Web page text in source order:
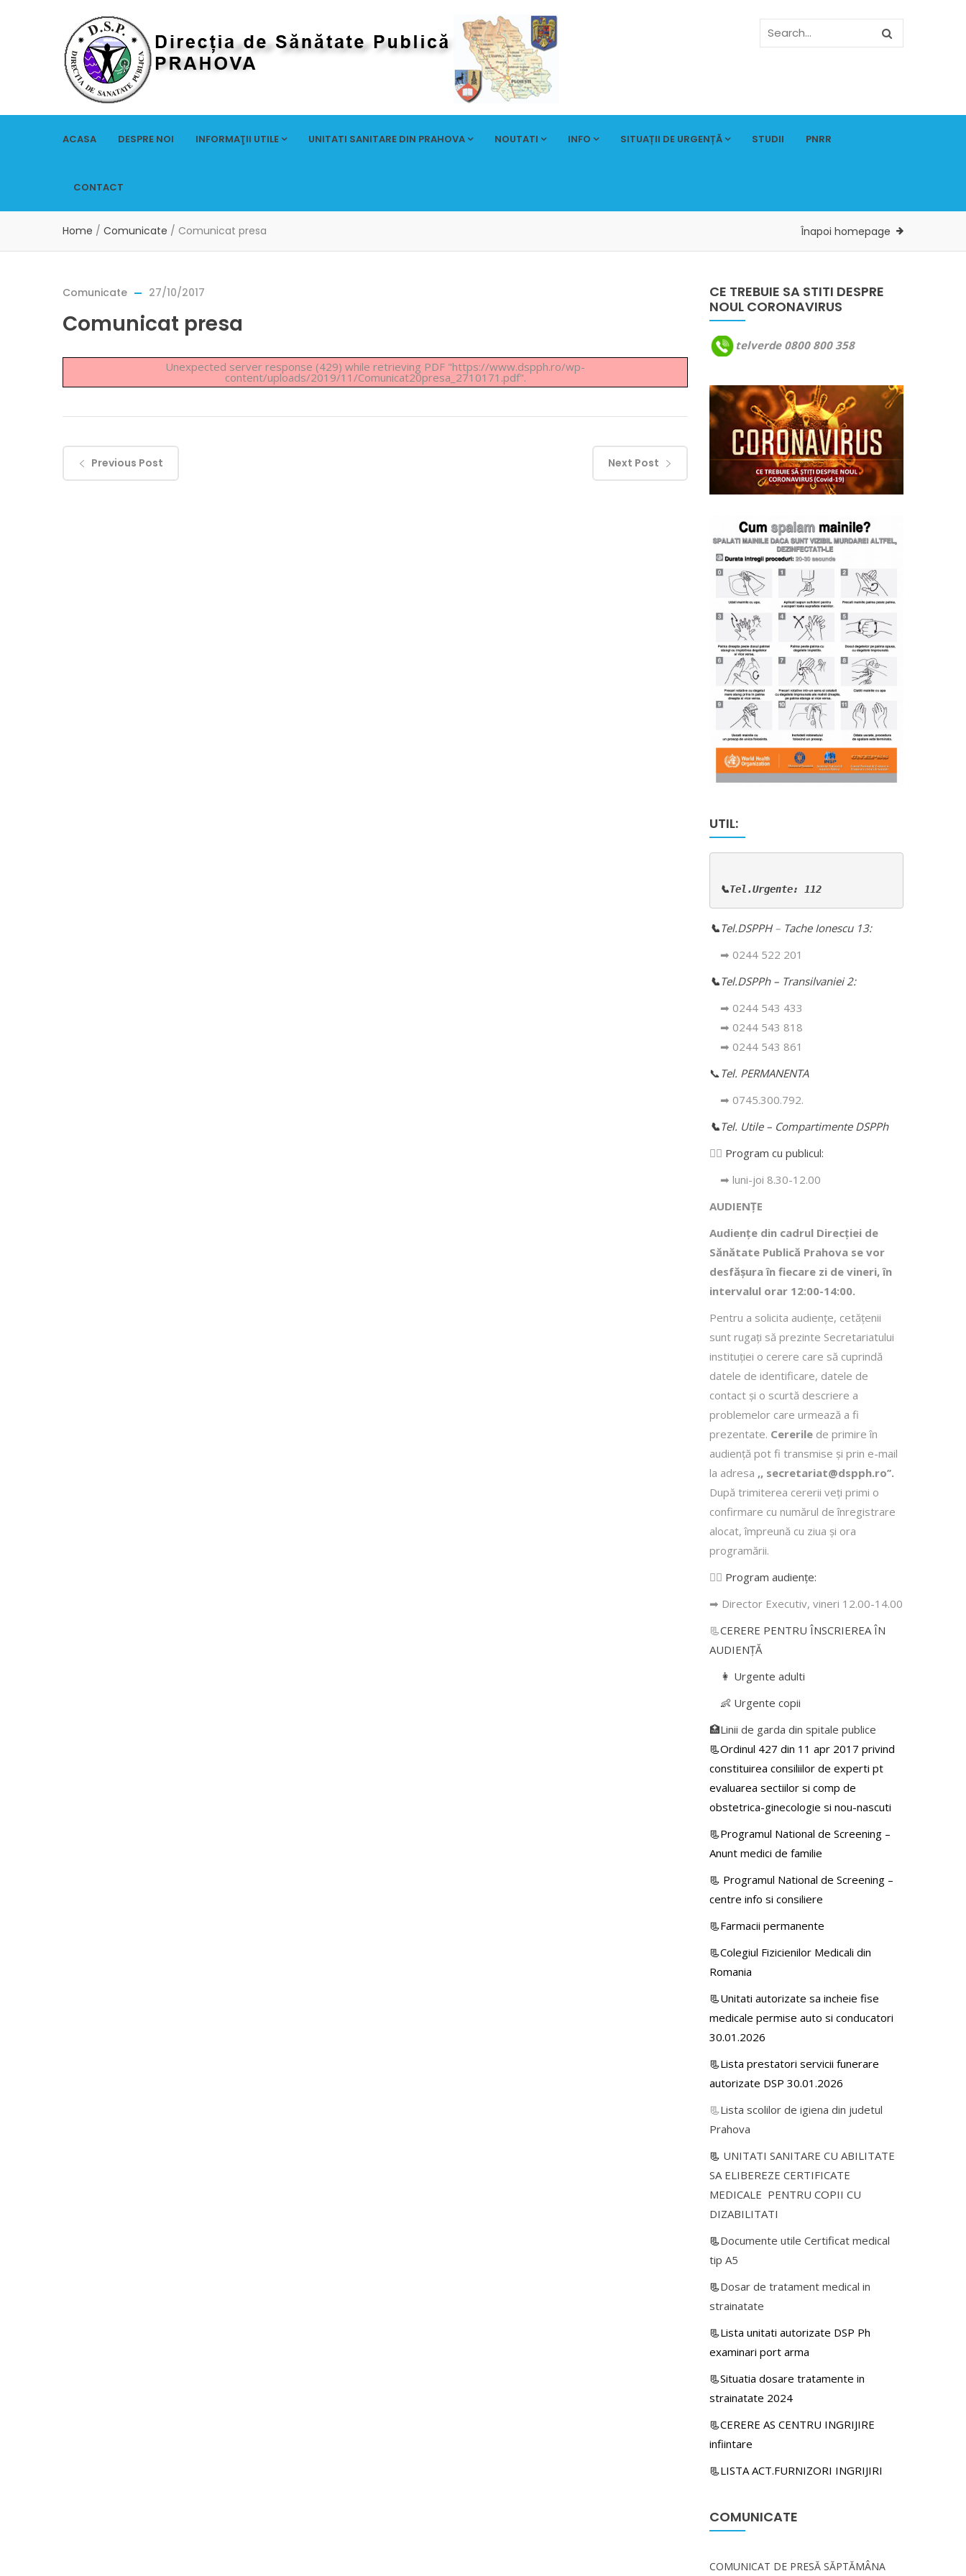
ACASA DESPRE NOI INFORMAŢII UTILE UNITATI SANITARE DIN PRAHOVA NOUTATI INFO SITUAȚII DE URGENȚĂ STUDII PNRR
CONTACT
Home / Comunicate / Comunicat presa Înapoi homepage
Comunicate 27/10/2017
Comunicat presa
Unexpected server response (429) while retrieving PDF "https://www.dspph.ro/wp-
content/uploads/2019/11/Comunicat20presa_2710171.pdf".
Previous Post Next Post
CE TREBUIE SA STITI DESPRE
NOUL CORONAVIRUS
telverde 0800 800 358
UTIL:
📞Tel.Urgente: 112
📞Tel.DSPPH – Tache Ionescu 13:
➡ 0244 522 201
📞Tel.DSPPh – Transilvaniei 2:
➡ 0244 543 433
➡ 0244 543 818
➡ 0244 543 861
📞 Tel. PERMANENTA
➡ 0745.300.792.
📞Tel. Utile – Compartimente DSPPh
👩‍⚕️ Program cu publicul:
➡ luni-joi 8.30-12.00
AUDIENȚE
Audiențe din cadrul Direcţiei de
Sănătate Publică Prahova se vor
desfăşura în fiecare zi de vineri, în
intervalul orar 12:00-14:00.
Pentru a solicita audienţe, cetăţenii
sunt rugaţi să prezinte Secretariatului
instituției o cerere care să cuprindă
datele de identificare, datele de
contact şi o scurtă descriere a
problemelor care urmează a fi
prezentate. Cererile de primire în
audienţă pot fi transmise şi prin e-mail
la adresa ,, secretariat@dspph.ro’’.
După trimiterea cererii veţi primi o
confirmare cu numărul de înregistrare
alocat, împreună cu ziua şi ora
programării.
👩‍⚕️ Program audiențe:
➡ Director Executiv, vineri 12.00-14.00
📃CERERE PENTRU ÎNSCRIEREA ÎN
AUDIENŢĂ
👩 Urgente adulti
👶 Urgente copii
🏥Linii de garda din spitale publice
📃Ordinul 427 din 11 apr 2017 privind
constituirea consiliilor de experti pt
evaluarea sectiilor si comp de
obstetrica-ginecologie si nou-nascuti
📃Programul National de Screening –
Anunt medici de familie
📃 Programul National de Screening –
centre info si consiliere
📃Farmacii permanente
📃Colegiul Fizicienilor Medicali din
Romania
📃Unitati autorizate sa incheie fise
medicale permise auto si conducatori
30.01.2026
📃Lista prestatori servicii funerare
autorizate DSP 30.01.2026
📃Lista scolilor de igiena din judetul
Prahova
📃 UNITATI SANITARE CU ABILITATE
SA ELIBEREZE CERTIFICATE
MEDICALE PENTRU COPII CU
DIZABILITATI
📃Documente utile Certificat medical
tip A5
📃Dosar de tratament medical in
strainatate
📃Lista unitati autorizate DSP Ph
examinari port arma
📃Situatia dosare tratamente in
strainatate 2024
📃CERERE AS CENTRU INGRIJIRE
infiintare
📃LISTA ACT.FURNIZORI INGRIJIRI
COMUNICATE
COMUNICAT DE PRESĂ SĂPTĂMÂNA